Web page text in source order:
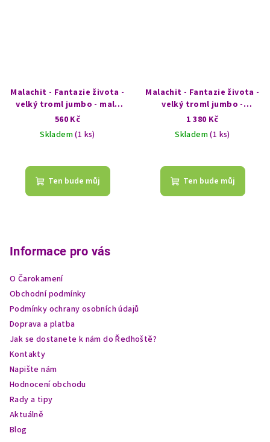
Malachit - Fantazie života -
velký troml jumbo - malý
kopeček
560 Kč
Skladem(1 ks)
Ten bude můj
Malachit - Fantazie života -
velký troml jumbo -
nádherný malachitový les
1 380 Kč
Skladem(1 ks)
Ten bude můj
Informace pro vás
O Čarokamení
Obchodní podmínky
Podmínky ochrany osobních údajů
Doprava a platba
Jak se dostanete k nám do Ředhoště?
Kontakty
Napište nám
Hodnocení obchodu
Rady a tipy
Aktuálně
Blog